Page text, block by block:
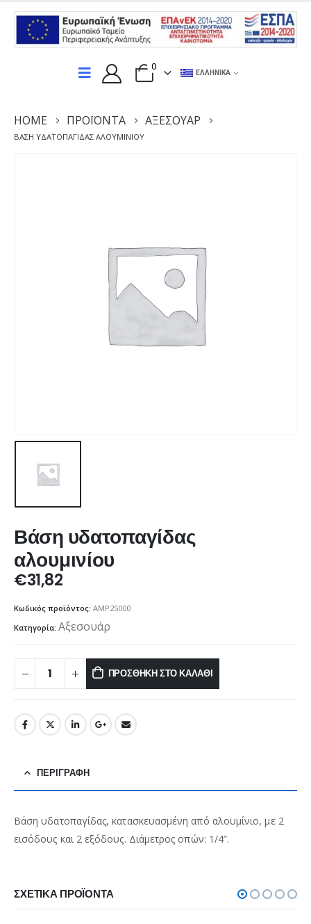
0
ΕΛΛΗΝΙΚΆ
HOME ΠΡΟΪΌΝΤΑ ΑΞΕΣΟΥΆΡ
ΒΆΣΗ ΥΔΑΤΟΠΑΓΊΔΑΣ ΑΛΟΥΜΙΝΊΟΥ
Βάση υδατοπαγίδας
αλουμινίου
€31,82
Κωδικός προϊόντος: AMP25000
Κατηγορία: Αξεσουάρ
ΠΡΟΣΘΉΚΗ ΣΤΟ ΚΑΛΆΘΙ
ΠΕΡΙΓΡΑΦΉ
Βάση υδατοπαγίδας, κατασκευασμένη από αλουμίνιο, με 2
εισόδους και 2 εξόδους. Διάμετρος οπών: 1/4”.
ΣΧΕΤΙΚΆ ΠΡΟΪΌΝΤΑ